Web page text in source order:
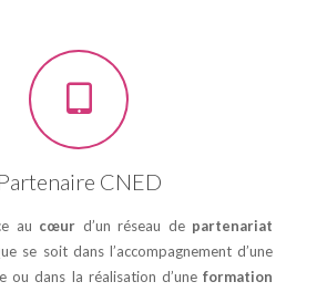
Partenaire CNED
au cœur d’un réseau de partenariat
se soit dans l’accompagnement d’une
ou dans la réalisation d’une formation